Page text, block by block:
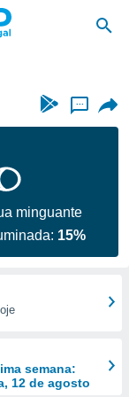
...
minguante
15%
semana:
12 de agosto